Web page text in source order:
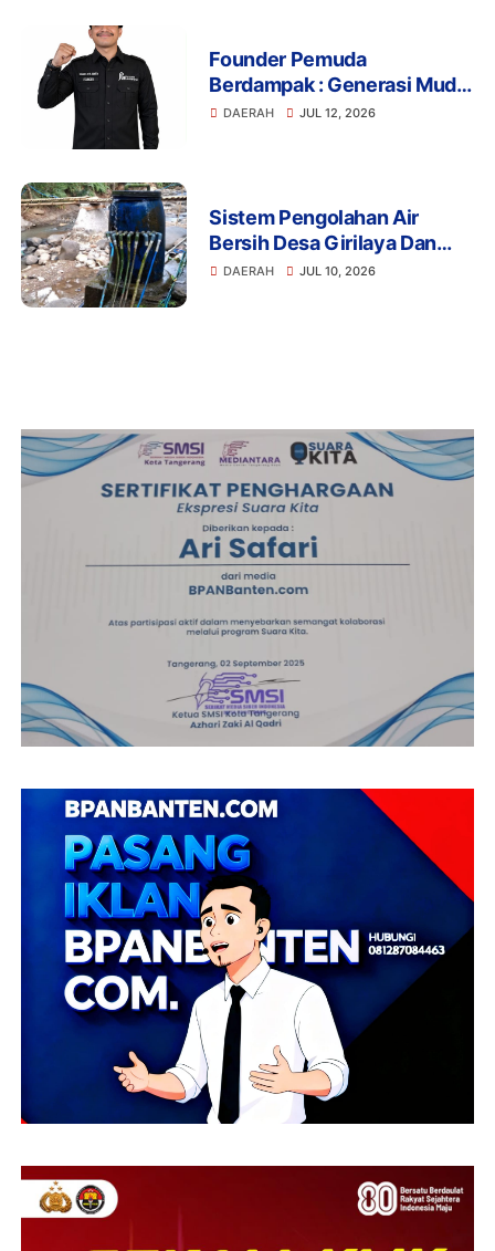
Founder Pemuda
Berdampak : Generasi Muda
Mengapresiasi Komitmen
DAERAH JUL 12, 2026
Sistem Pengolahan Air
Bersih Desa Girilaya Dan
Desa Jayapura Cipanas
DAERAH JUL 10, 2026